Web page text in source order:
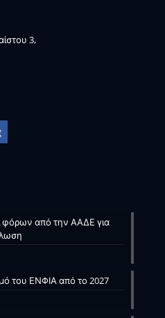
3,
φόρων από την ΑΑΔΕ για
του ΕΝΦΙΑ από το 2027